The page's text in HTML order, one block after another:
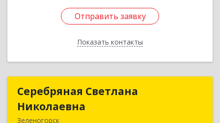
Отправить заявку
Показать контакты
Отправить заявку
Назад
Серебряная Светлана
Николаевна
Зеленогорск
Серебряная Светлана